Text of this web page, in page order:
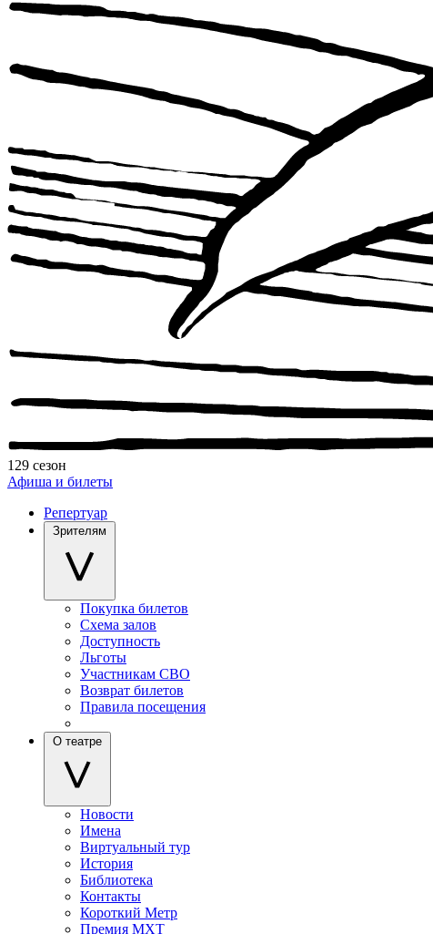
129 сезон
Афиша и билеты
Репертуар
Зрителям
Покупка билетов
Схема залов
Доступность
Льготы
Участникам СВО
Возврат билетов
Правила посещения
О театре
Новости
Имена
Виртуальный тур
История
Библиотека
Контакты
Короткий Метр
Премия МХТ